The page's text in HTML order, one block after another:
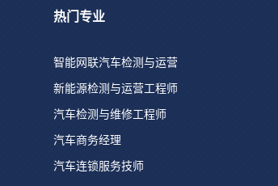
热门专业
智能网联汽车检测与运营
新能源检测与运营工程师
汽车检测与维修工程师
汽车商务经理
汽车连锁服务技师